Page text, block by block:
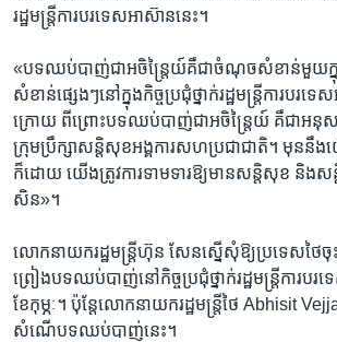
រដ្ឋមន្ត្រី​ការ​បរទេស​អាស៊ាន​នេះ។
«បទ​ឈប់បាញ់​ជា​អចិន្ត្រៃយ៍​គឺជា​ចំណុច​សំខាន់​មួ
សំខាន់​ផ្សេងៗ​នៅ​ក្នុង​កិច្ច​ប្រជុំ​ថ្នាក់​រដ្ឋមន្ត្រី​ការ​បរ
ក្រោយ​ ពីព្រោះ​បទ​ឈប់​បាញ់​ជា​អចិន្ត្រៃយ៍ ​គឺជា​អនុ
ក្រុម​ប្រឹក្សា​សន្តិសុខ​អង្គការ​សហ​ប្រជាជាតិ។ ​មុននឹង​
ក៏ដោយ​ ​យើង​ត្រូវការ​ទាមទារ​ឱ្យ​មាន​សន្តិសុខ​ និង​សន្
សិន»។
លោក​នាយក​រដ្ឋមន្ត្រី​ហ៊ុន សែន​ស្នើ​សុំ​ឱ្យ​ប្រទេស​ថៃ​ចុ
ព្រៀង​បទ​ឈប់​បាញ់​នៅ​កិច្ច​ប្រជុំ​ថ្នាក់​រដ្ឋមន្ត្រី​ការ​បរ
ខែកុម្ភៈ។ ប៉ុន្តែ​លោក​នាយក​រដ្ឋមន្ត្រី​ថៃ​ Abhisit
សំណើ​បទ​ឈប់​បាញ់​នេះ។